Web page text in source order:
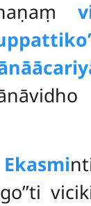
Ekasmi